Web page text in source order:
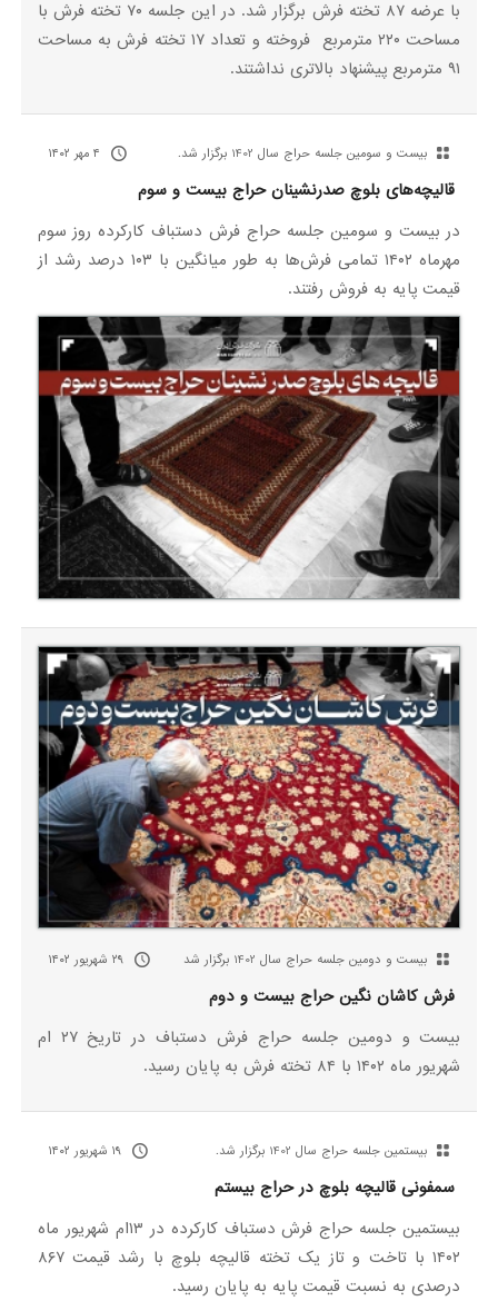
با عرضه ۸۷ تخته فرش برگزار شد. در این جلسه ۷۰ تخته فرش با
مساحت ۲۲۰ مترمربع فروخته و تعداد ۱۷ تخته فرش به مساحت
۹۱ مترمربع پیشنهاد بالاتری نداشتند.
بیست‌ و سومین جلسه حراج سال 1402 برگزار شد. ۴ مهر ۱۴۰۲
قالیچه‌های بلوچ صدرنشینان حراج بیست و سوم
در بیست و سومین جلسه حراج فرش دستباف کارکرده روز سوم
مهرماه ۱۴۰۲ تمامی فرش‌ها به طور میانگین با ۱۰۳ درصد رشد از
قیمت پایه به فروش رفتند.
بیست‌ و دومین جلسه حراج سال 1402 برگزار شد ۲۹ شهریور ۱۴۰۲
فرش کاشان نگین حراج بیست و دوم
بیست و دومین جلسه حراج فرش دستباف در تاریخ ۲۷ ام
شهریور ماه ۱۴۰۲ با ۸۴ تخته فرش به پایان رسید.
بیستمین جلسه حراج سال 1402 برگزار شد. ۱۹ شهریور ۱۴۰۲
سمفونی قالیچه بلوچ در حراج بیستم
بیستمین جلسه حراج فرش دستباف کارکرده در ۱۳ام شهریور ماه
۱۴۰۲ با تاخت و تاز یک تخته قالیچه بلوچ با رشد قیمت ۸۶۷
درصدی به نسبت قیمت پایه به پایان رسید.